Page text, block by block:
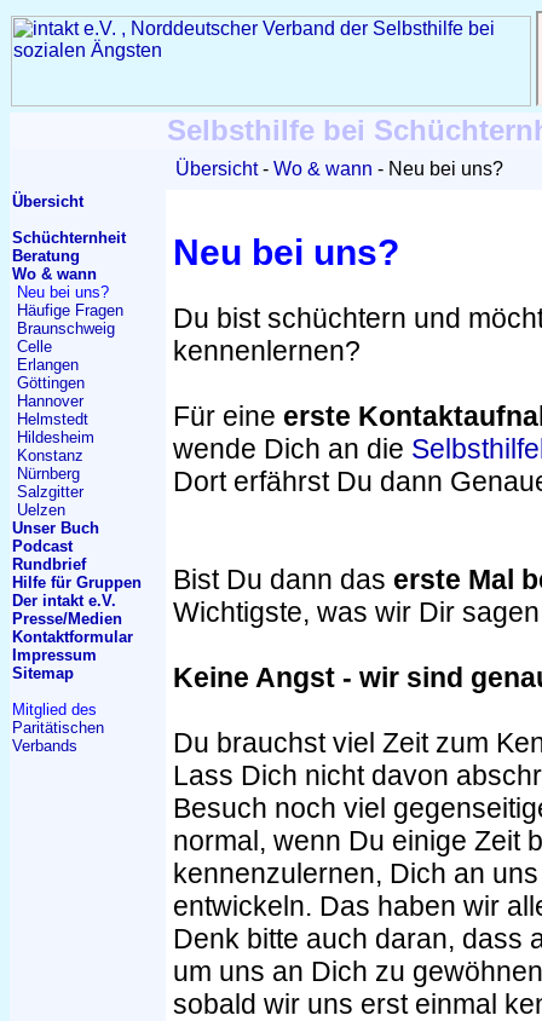
Selbsthilfe bei
Übersicht Wo & wann Neu bei uns?
Übersicht
Schüchternheit
Beratung
Wo & wann
Neu bei uns?
Häufige Fragen
Braunschweig
Celle
Erlangen
Göttingen
Hannover
Helmstedt
Hildesheim
Konstanz
Nürnberg
Salzgitter
Uelzen
Unser Buch
Podcast
Rundbrief
Hilfe für Gruppen
Der intakt e.V.
Presse/Medien
Kontaktformular
Impressum
Sitemap
Mitglied des
Paritätischen
Verbands
Neu bei uns?
Du bist schüchtern und
kennenlernen?
Für eine erste
wende Dich an die
Dort erfährst Du dann
Bist Du dann das erste Mal
Wichtigste, was wir Dir
Keine Angst - wir sind
Du brauchst viel Zeit zum
Lass Dich nicht davon
Besuch noch viel
normal, wenn Du einige Zeit
kennenzulernen, Dich an
entwickeln. Das haben wir
Denk bitte auch daran, dass
um uns an Dich zu
sobald wir uns erst einmal